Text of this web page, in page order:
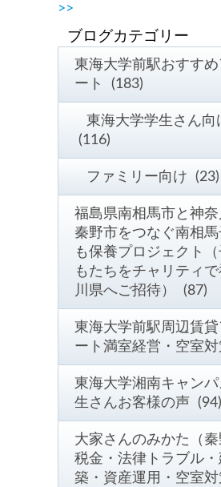
>>
東海大学前駅おすす
ート (183)
東海大学学生さん向
(116)
ファミリー向け (23)
福島県南相馬市と神
秦野市をつなぐ南相
も保養プロジェクト
もたちをチャリティ
川県へご招待） (87)
東海大学前駅周辺賃
ート満室経営・空室
東海大学湘南キャンパ
生さんお客様の声 (94)
大家さんのみかた（
税金・法律トラブル・
築・資産運用・空室